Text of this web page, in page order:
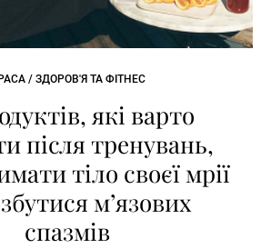
/ ЗДОРОВ'Я ТА ФІТНЕС
які варто
після тренувань,
тіло своєї мрії
м’язових
спазмів